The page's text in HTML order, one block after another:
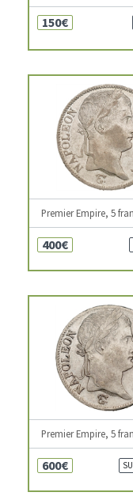
150€
Premier Empire, 5
400€
Premier Empire, 5
600€